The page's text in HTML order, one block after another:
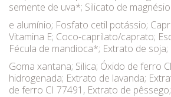
semente de uva*; Silicato de magnésio
e alumínio; Fosfato cetil potássio;
Vitamina E; Coco-caprilato/caprato;
Fécula de mandioca*; Extrato de soja;
Goma xantana; Silica; Óxido de ferro
hidrogenada; Extrato de lavanda;
de ferro CI 77491, Extrato de pêssego;